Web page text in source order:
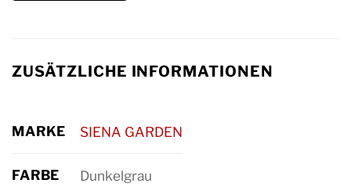
ZUSÄTZLICHE INFORMATIONEN
MARKE SIENA GARDEN
FARBE Dunkelgrau